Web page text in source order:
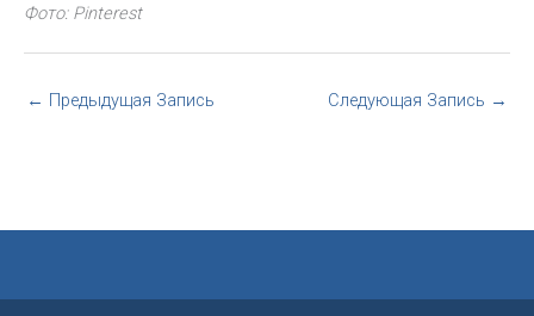
Фото: Pinterest
← Предыдущая Запись Следующая Запись →